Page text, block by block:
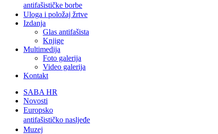
antifašističke borbe
Uloga i položaj žrtve
Izdanja
Glas antifašista
Knjige
Multimedija
Foto galerija
Video galerija
Kontakt
SABA HR
Novosti
Europsko
antifašističko nasljeđe
Muzej